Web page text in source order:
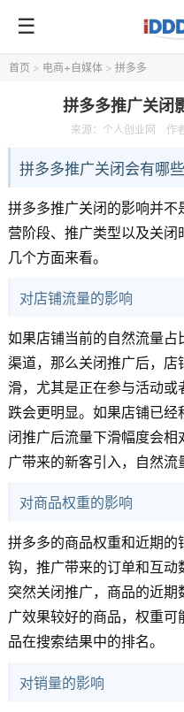
首页 > 电商+自媒体 > 拼多多
拼多多推广关闭
来源： 个人创业网 作
拼多多推广关闭会有哪
拼多多推广关闭的影响并
营阶段、推广类型以及关
几个方面来看。
对店铺流量的影响
如果店铺当前的自然流量
渠道，那么关闭推广后，
滑，尤其是正在参与活动
跌会更明显。如果店铺已
闭推广后流量下滑幅度会
广带来的新客引入，自然流
对商品权重的影响
拼多多的商品权重和近期
钩，推广带来的订单和互
突然关闭推广，商品的近
广效果较好的商品，权重
品在搜索结果中的排名。
对销量的影响